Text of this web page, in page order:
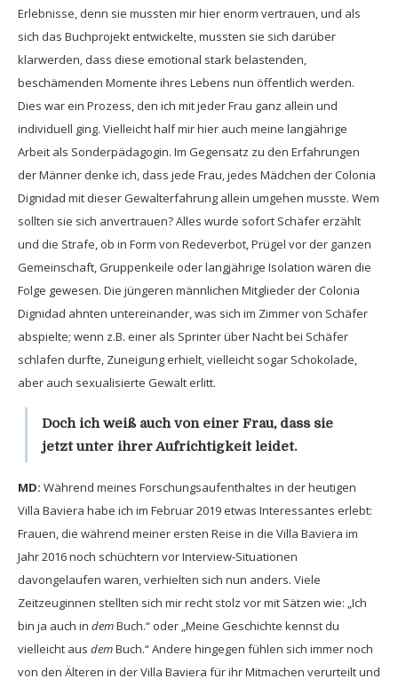
Erlebnisse, denn sie mussten mir hier enorm vertrauen, und als
sich das Buchprojekt entwickelte, mussten sie sich darüber
klarwerden, dass diese emotional stark belastenden,
beschämenden Momente ihres Lebens nun öffentlich werden.
Dies war ein Prozess, den ich mit jeder Frau ganz allein und
individuell ging. Vielleicht half mir hier auch meine langjährige
Arbeit als Sonderpädagogin. Im Gegensatz zu den Erfahrungen
der Männer denke ich, dass jede Frau, jedes Mädchen der Colonia
Dignidad mit dieser Gewalterfahrung allein umgehen musste. Wem
sollten sie sich anvertrauen? Alles wurde sofort Schäfer erzählt
und die Strafe, ob in Form von Redeverbot, Prügel vor der ganzen
Gemeinschaft, Gruppenkeile oder langjährige Isolation wären die
Folge gewesen. Die jüngeren männlichen Mitglieder der Colonia
Dignidad ahnten untereinander, was sich im Zimmer von Schäfer
abspielte; wenn z.B. einer als Sprinter über Nacht bei Schäfer
schlafen durfte, Zuneigung erhielt, vielleicht sogar Schokolade,
aber auch sexualisierte Gewalt erlitt.
Doch ich weiß auch von einer Frau, dass sie
jetzt unter ihrer Aufrichtigkeit leidet.
MD: Während meines Forschungsaufenthaltes in der heutigen
Villa Baviera habe ich im Februar 2019 etwas Interessantes erlebt:
Frauen, die während meiner ersten Reise in die Villa Baviera im
Jahr 2016 noch schüchtern vor Interview-Situationen
davongelaufen waren, verhielten sich nun anders. Viele
Zeitzeuginnen stellten sich mir recht stolz vor mit Sätzen wie: „Ich
bin ja auch in demBuch.“ oder „Meine Geschichte kennst du
vielleicht aus demBuch.“ Andere hingegen fühlen sich immer noch
von den Älteren in der Villa Baviera für ihr Mitmachen verurteilt und